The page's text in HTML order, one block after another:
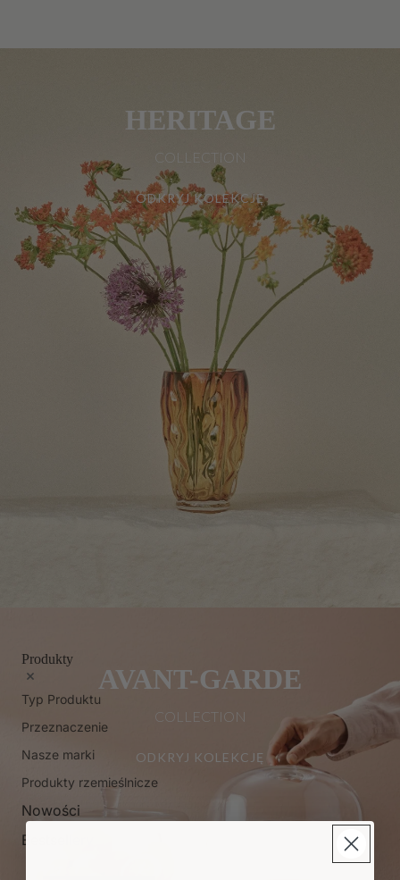
Produkty
Typ Produktu
Przeznaczenie
Nasze marki
Produkty rzemieślnicze
Nowości
Bestsellery
HERITAGE
COLLECTION
ODKRYJ KOLEKCJĘ
AVANT-GARDE
COLLECTION
ODKRYJ KOLEKCJĘ